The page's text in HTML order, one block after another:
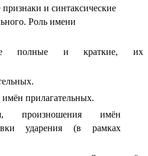
и синтаксические
Роль имени
полные и краткие, их
прилагательных.
произношения имён
ударения (в рамках